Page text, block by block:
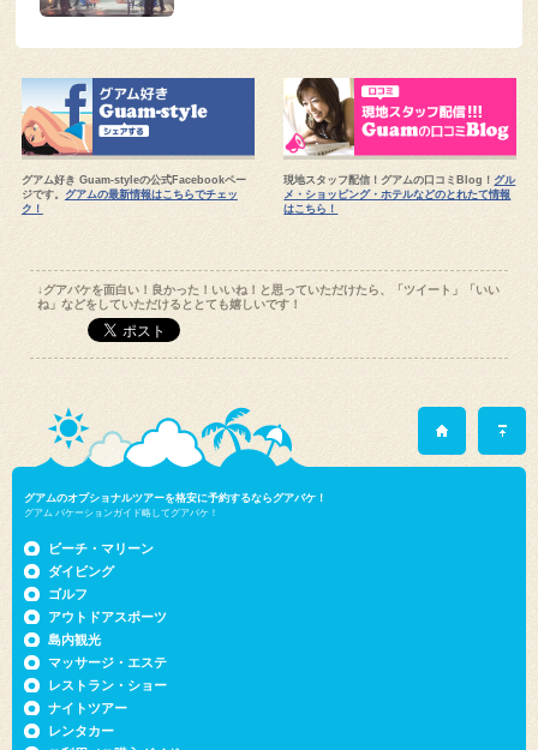
グアム好き Guam-styleの公式Facebookペー
ジです。
グアムの最新情報はこちらでチェッ
ク！
現地スタッフ配信！グアムの口コミBlog！ グル
メ・ショッピング・ホテルなどのとれたて情報
はこちら！
↓グアバケを面白い！良かった！いいね！と思っていただけたら、「ツイート」「いい
ね」などをしていただけるととても嬉しいです！
グアムのオプショナルツアーを格安に予約するならグアバケ！
グアム バケーションガイド略してグアバケ！
ビーチ・マリーン
ダイビング
ゴルフ
アウトドアスポーツ
島内観光
マッサージ・エステ
レストラン・ショー
ナイトツアー
レンタカー